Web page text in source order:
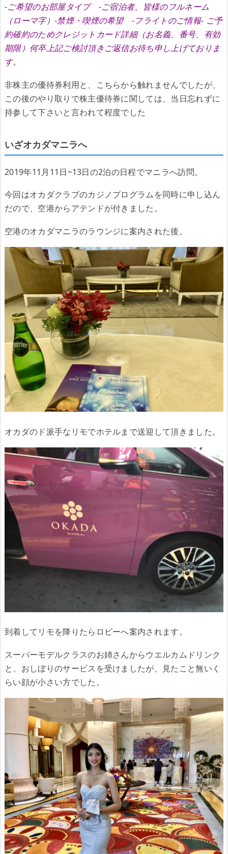
-ご希望のお部屋タイプ -ご宿泊者、皆様のフルネーム
（ローマ字）-禁煙・喫煙の希望 -フライトのご情報- ご予
約確約のためクレジットカード詳細（お名義、番号、有効
期限）何卒上記ご検討頂きご返信お待ち申し上げておりま
す。
非株主の優待券利用と、こちらから触れませんでしたが、
この後のやり取りで株主優待券に関しては、当日忘れずに
持参して下さいと言われて程度でした
いざオカダマニラへ
2019年11月11日~13日の2泊の日程でマニラへ訪問。
今回はオカダクラブのカジノプログラムを同時に申し込ん
だので、空港からアテンドが付きました。
空港のオカダマニラのラウンジに案内された後。
オカダのド派手なリモでホテルまで送迎して頂きました。
到着してリモを降りたらロビーへ案内されます。
スーパーモデルクラスのお姉さんからウエルカムドリンク
と、おしぼりのサービスを受けましたが、見たこと無いく
らい顔が小さい方でした。